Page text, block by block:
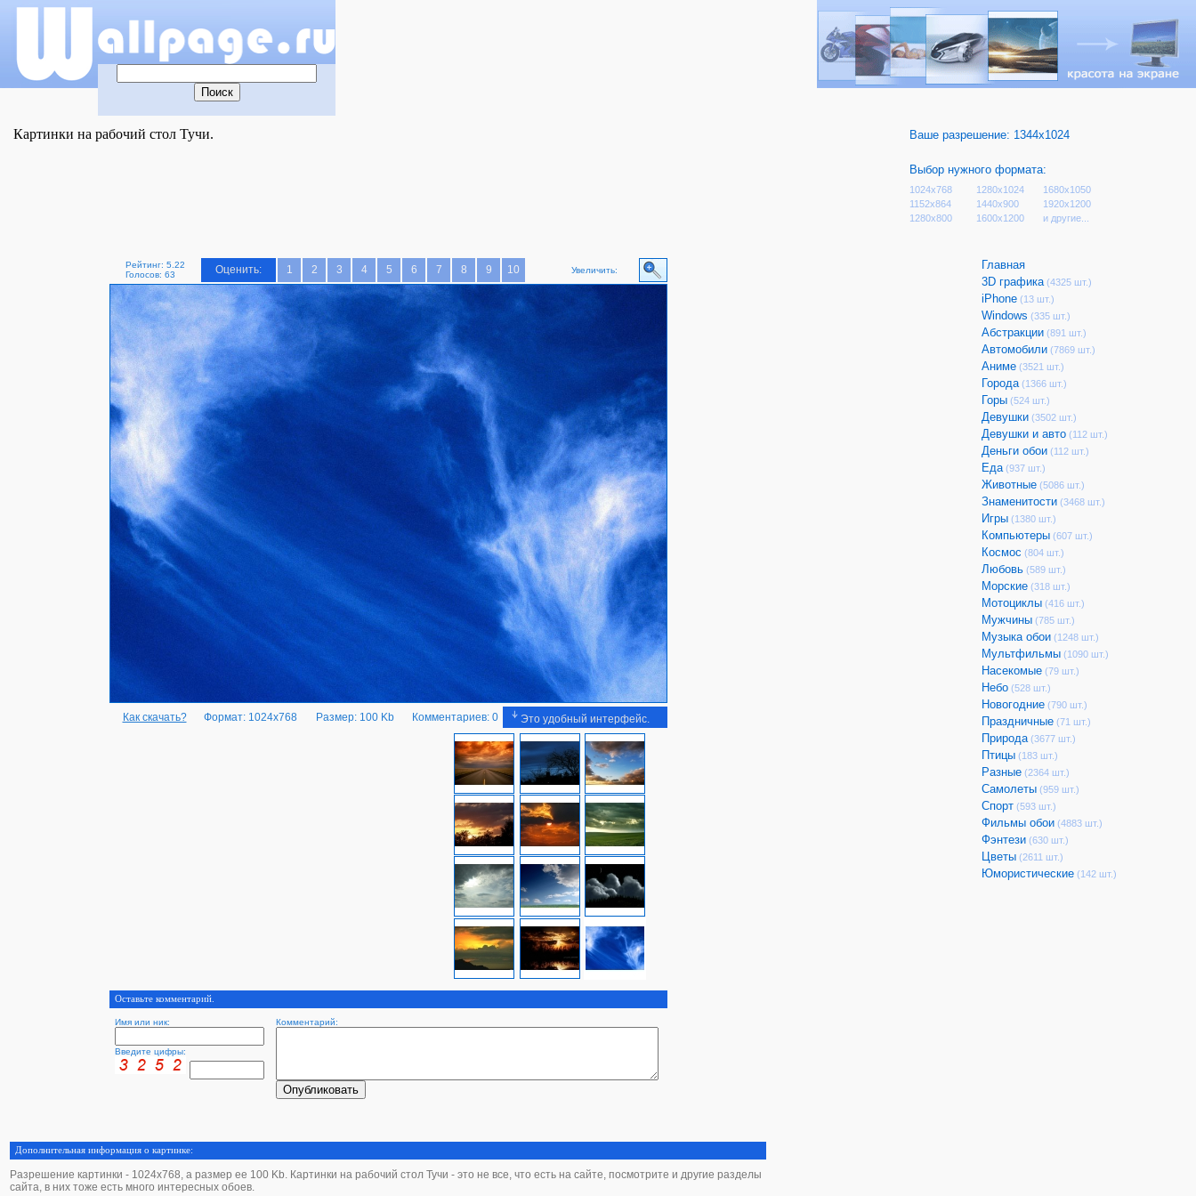
Картинки на рабочий стол Тучи. Ваше разрешение: 1344x1024
Выбор нужного формата:
1024x768 1280x1024
1680x1050
1152x864
1440x900
1920x1200
1280x800
1600x1200 и другие...
Рейтинг: 5.22
Голосов: 63
Оценить: 1 2 3 4 5 6 7 8 9 10 Увеличить:
Как скачать? Формат: 1024x768 Размер: 100 Kb Комментариев: 0 Это удобный интерфейс.
Оставьте комментарий.
Имя или ник: Комментарий:
Введите цифры:
Дополнительная информация о картинке:
Разрешение картинки - 1024х768, а размер ее 100 Kb. Картинки на рабочий стол Тучи - это не все, что есть на сайте, посмотрите и другие разделы
сайта, в них тоже есть много интересных обоев.
Главная
3D графика (4325 шт.)
iPhone (13 шт.)
Windows (335 шт.)
Абстракции (891 шт.)
Автомобили (7869 шт.)
Аниме (3521 шт.)
Города (1366 шт.)
Горы (524 шт.)
Девушки (3502 шт.)
Девушки и авто (112 шт.)
Деньги обои (112 шт.)
Еда (937 шт.)
Животные (5086 шт.)
Знаменитости (3468 шт.)
Игры (1380 шт.)
Компьютеры (607 шт.)
Космос (804 шт.)
Любовь (589 шт.)
Морские (318 шт.)
Мотоциклы (416 шт.)
Мужчины (785 шт.)
Музыка обои (1248 шт.)
Мультфильмы (1090 шт.)
Насекомые (79 шт.)
Небо (528 шт.)
Новогодние (790 шт.)
Праздничные (71 шт.)
Природа (3677 шт.)
Птицы (183 шт.)
Разные (2364 шт.)
Самолеты (959 шт.)
Спорт (593 шт.)
Фильмы обои (4883 шт.)
Фэнтези (630 шт.)
Цветы (2611 шт.)
Юмористические (142 шт.)